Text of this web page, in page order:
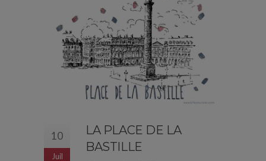
10
Juil
LA PLACE DE LA
BASTILLE